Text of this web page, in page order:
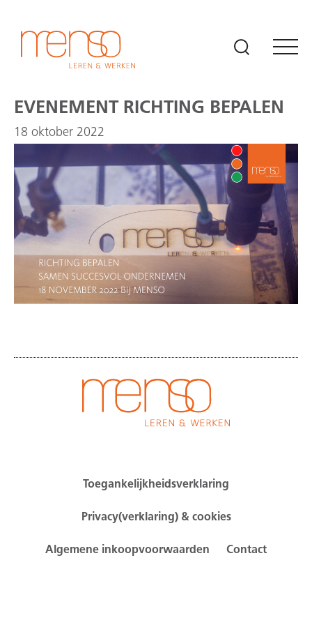
EVENEMENT RICHTING BEPALEN
18 oktober 2022
Toegankelijkheidsverklaring
Privacy(verklaring) & cookies
Algemene inkoopvoorwaarden Contact